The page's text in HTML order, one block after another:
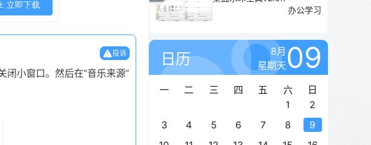
立即下载
投诉
小窗口。然后在“音乐来源”
办公学习
日历
8月
星期天09
一 二 三 四 五 六
日
1
2
3
4 5 6 7 8
9